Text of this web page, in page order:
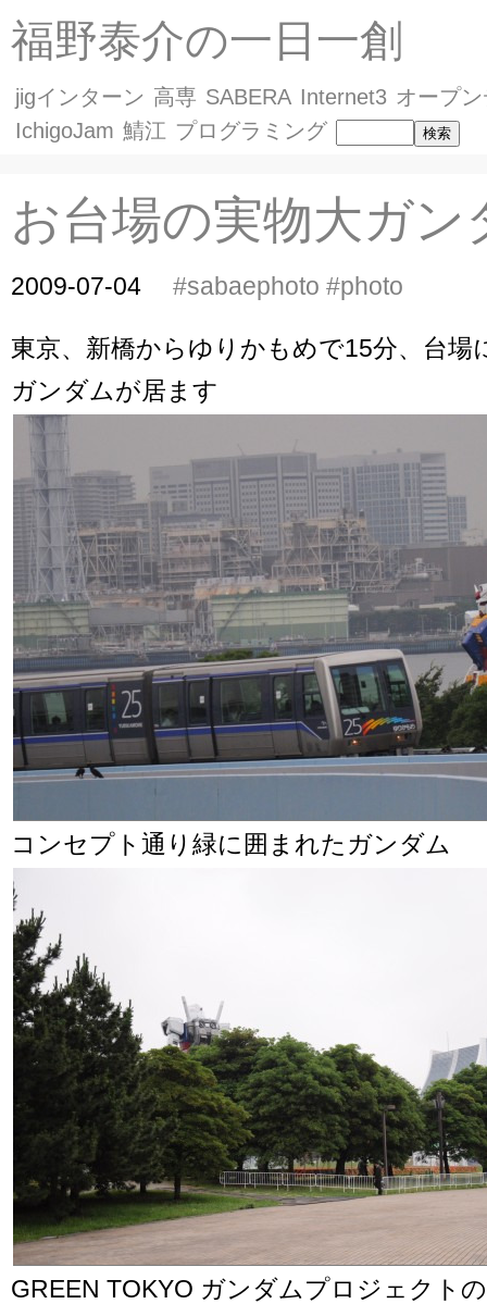
福野泰介の一日一創
jigインターン 高専 SABERA Internet3 オープ
IchigoJam 鯖江 プログラミング
お台場の実物大ガン
2009-07-04 #sabaephoto #photo
東京、新橋からゆりかもめで15分、台場
ガンダムが居ます
コンセプト通り緑に囲まれたガンダム
GREEN TOKYO ガンダムプロジェクト